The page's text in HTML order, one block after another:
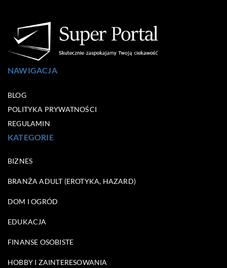
NAWIGACJA
BLOG
POLITYKA PRYWATNOŚCI
REGULAMIN
KATEGORIE
BIZNES
BRANŻA ADULT (EROTYKA, HAZARD)
DOM I OGRÓD
EDUKACJA
FINANSE OSOBISTE
HOBBY I ZAINTERESOWANIA